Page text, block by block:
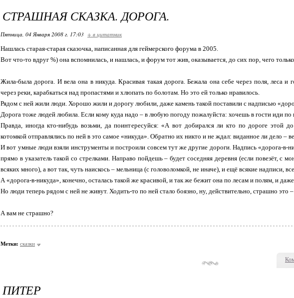
СТРАШНАЯ СКАЗКА. ДОРОГА.
Пятница, 04 Января 2008 г. 17:03 + в цитатник
Нашлась старая-старая сказочка, написанная для геймерского форума в 2005.
Вот что-то вдруг %) она вспомнилась, и нашлась, и форум тот жив, оказывается, до сих пор, чего
Жила-была дорога. И вела она в никуда. Красивая такая дорога. Бежала она себе через поля, леса и
через реки, карабкаться над пропастями и хлюпать по болотам. Но это ей только нравилось.
Рядом с ней жили люди. Хорошо жили и дорогу любили, даже камень такой поставили с надписью
Дорога тоже людей любила. Если кому куда надо – в любую погоду пожалуйста: хочешь в гости иди
Правда, иногда кто-нибудь возьми, да поинтересуйся: «А вот добирался ли кто по дороге
котомкой отправлялись по ней в это самое «никуда». Обратно их никто и не ждал: виданное ли дело –
И вот умные люди взяли инструменты и построили совсем тут же другие дороги. Надпись «дорога-в-
прямо в указатель такой со стрелками. Направо пойдешь – будет соседняя деревня (если повезёт, с
всяких много), а вот так, чуть наискось – мельница (с головоломкой, не иначе), и ещё всякие надписи,
А «дорога-в-никуда», конечно, осталась такой же красивой, и так же бежит она по лесам и полям, и
Но люди теперь рядом с ней не живут. Ходить-то по ней стало боязно, ну, действительно, страшно это
А вам не страшно?
Метки: сказки
ПИТЕР